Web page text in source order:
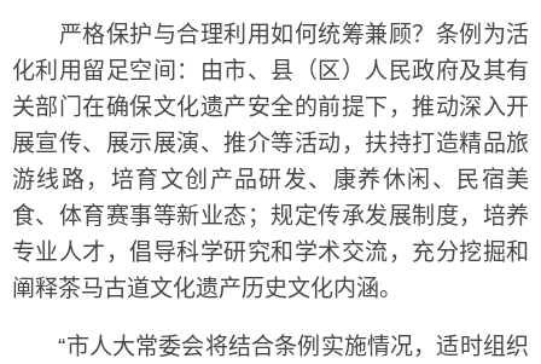
严格保护与合理利用如何统筹兼顾？条例为活
化利用留足空间：由市、县（区）人民政府及其有
关部门在确保文化遗产安全的前提下，推动深入开
展宣传、展示展演、推介等活动，扶持打造精品旅
游线路，培育文创产品研发、康养休闲、民宿美
食、体育赛事等新业态；规定传承发展制度，培养
专业人才，倡导科学研究和学术交流，充分挖掘和
阐释茶马古道文化遗产历史文化内涵。
“市人大常委会将结合条例实施情况，适时组织